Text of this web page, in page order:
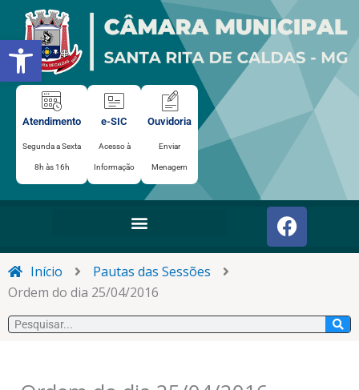
Abrir a barra de ferramentas
para
conteúdo
Atendimento
Segunda a Sexta
8h às 16h
e-SIC
Acesso à
Informação
Ouvidoria
Enviar
Menagem
F
a
c
o
o
Início
Pautas das Sessões
Ordem do dia 25/04/2016
Pesquisar